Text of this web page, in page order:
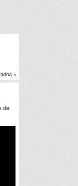
»
de